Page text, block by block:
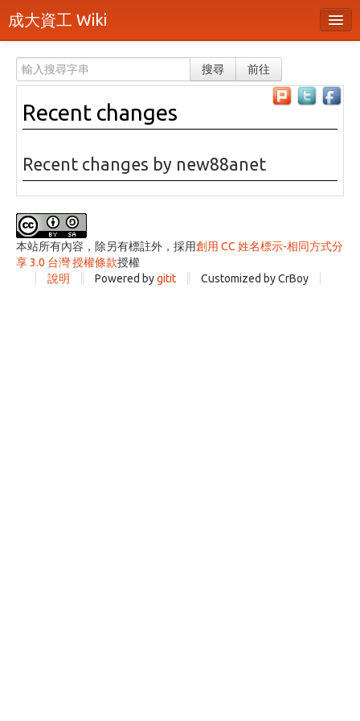
成大資工 Wiki
分類
隨機頁面
上傳檔案
登入 / 註冊帳號
搜尋 前往
Recent changes
Recent changes by new88anet
本站所有內容，除另有標註外，採用創用 CC 姓名標示-相同方式分
享 3.0 台灣 授權條款授權
說明
Powered bygitit Customized by CrBoy